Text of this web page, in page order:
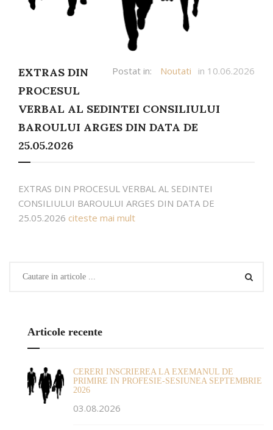
Postat in: Noutati in 10.06.2026
EXTRAS DIN
PROCESUL
VERBAL AL SEDINTEI CONSILIULUI
BAROULUI ARGES DIN DATA DE
25.05.2026
EXTRAS DIN PROCESUL VERBAL AL SEDINTEI
CONSILIULUI BAROULUI ARGES DIN DATA DE
25.05.2026 citeste mai mult
Articole recente
CERERI INSCRIEREA LA EXEMANUL DE
PRIMIRE IN PROFESIE-SESIUNEA SEPTEMBRIE
2026
03.08.2026